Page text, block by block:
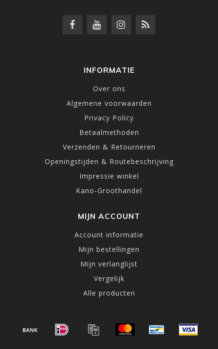
INFORMATIE
Over ons
Algemene voorwaarden
Privacy Policy
Betaalmethoden
Verzenden & Retourneren
Openingstijden & Routebeschrijving
Impressie winkel
Kano-Groothandel
MIJN ACCOUNT
Account informatie
Mijn bestellingen
Mijn verlanglijst
Vergelijk
Alle producten